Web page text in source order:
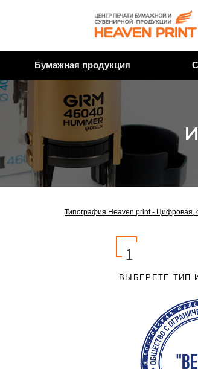
Бумажная продукция
Типография Heaven print - Цифровая,
1
ВЫБЕРЕТЕ ТИП